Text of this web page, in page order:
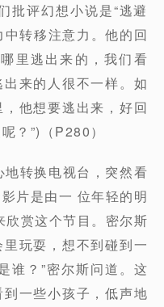
批评幻想小说是“逃避
中转移注意力。他的回
里逃出来的，我们看
来的人很不一样。如
他想要逃出来，好回
？”)（P280）
转换电视台，突然看
片是由一 位年轻的明
赏这个节目。密尔斯
玩耍，想不到碰到一
谁？”密尔斯问道。这
一些小孩子，低声地